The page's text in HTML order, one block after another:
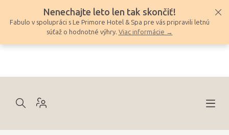
obsah
Nenechajte leto len tak skončiť!
Fabulo v spolupráci s Le Primore Hotel & Spa pre vás pripravili letnú
súťaž o hodnotné výhry. Viac informácie →